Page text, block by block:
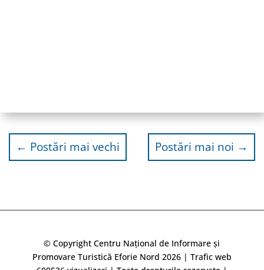
← Postări mai vechi Postări mai noi →
© Copyright Centru Național de Informare și
Promovare Turistică Eforie Nord 2026 | Trafic web